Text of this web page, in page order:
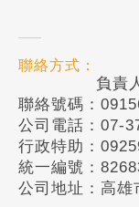
聯絡方式：
負責
聯絡號碼：
公司電話：07-
行政特助：
統一編號：
公司地址：高雄